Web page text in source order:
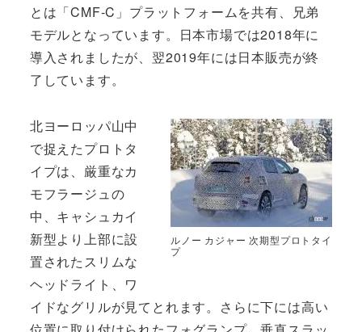
とは「CMF-C」プラットフォームを共有、兄弟
モデルとなっています。日本市場では2018年に
導入されましたが、翌2019年には日本販売が終
了しています。
ルノー カジャー 次期型プロトタイ
プ
北ヨーロッパ山中
で捉えたプロトタ
イプは、厳重なカ
モフラージュの
中、キャシュカイ
新型より上部に設
置されたスリムな
ヘッドライト、ワ
イドなグリルが見てとれます。さらに下には高い